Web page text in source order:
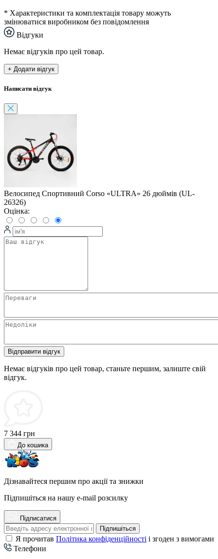
* Характеристики та комплектація товару можуть
змінюватися виробником без повідомлення
Відгуки
Немає відгуків про цей товар.
+ Додати відгук
Написати відгук
Велосипед Спортивний Corso «ULTRA» 26 дюймів (UL-
26326)
Оцінка:
Відправити відгук
Немає відгуків про цей товар, станьте першим, залиште свій
відгук.
7 344 грн
До кошика
Дізнавайтеся першим про акції та знижки
Підпишіться на нашу e-mail розсилку
Підписатися
Підпишіться
Я прочитав Політика конфіденційності і згоден з вимогами
Телефони